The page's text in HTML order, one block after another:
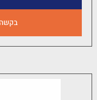
בקשה להצעת מחיר